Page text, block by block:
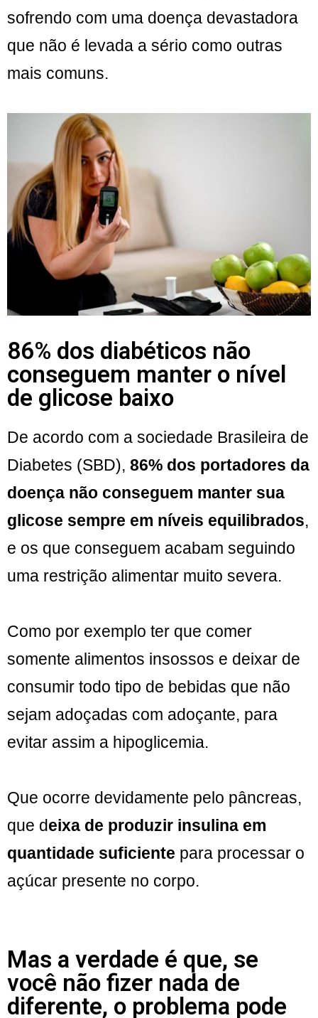
sofrendo com uma doença devastadora
que não é levada a sério como outras
mais comuns.
86% dos diabéticos não
conseguem manter o nível
de glicose baixo
De acordo com a sociedade Brasileira de
Diabetes (SBD), 86% dos portadores da
doença não conseguem manter sua
glicose sempre em níveis equilibrados,
e os que conseguem acabam seguindo
uma restrição alimentar muito severa.
Como por exemplo ter que comer
somente alimentos insossos e deixar de
consumir todo tipo de bebidas que não
sejam adoçadas com adoçante, para
evitar assim a hipoglicemia.
Que ocorre devidamente pelo pâncreas,
que deixa de produzir insulina em
quantidade suficiente para processar o
açúcar presente no corpo.
Mas a verdade é que, se
você não fizer nada de
diferente, o problema pode